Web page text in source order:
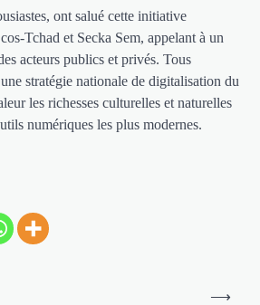
ont salué cette initiative
Tchad et Secka Sem, appelant à un
acteurs publics et privés. Tous
stratégie nationale de digitalisation du
les richesses culturelles et naturelles
numériques les plus modernes.
⟶